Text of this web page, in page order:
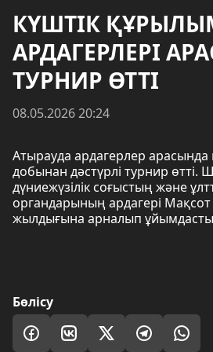
КҮШТІК
АРДАГЕРЛЕРІ
ТУРНИР ӨТТІ
08.05.2026 20:24
Атырауда ардагерлер арасында
добынан дәстүрлі турнир өтті.
дүниежүзілік соғыстың және
органдарының ардагері Мақсот
жылдығына арналып
Бөлісу